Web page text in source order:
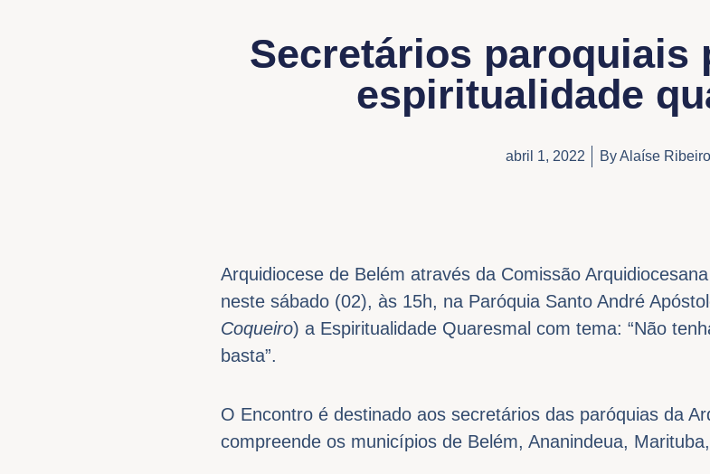
Secretários paroquiais
espiritualidade
abril 1, 2022 ByAlaíse Ribeiro
Arquidiocese de Belém através da Comissão
neste sábado (02), às 15h, na Paróquia Santo André
Coqueiro) a Espiritualidade Quaresmal com tema: “Não
basta”.
O Encontro é destinado aos secretários das paróquias da
compreende os municípios de Belém, Ananindeua,